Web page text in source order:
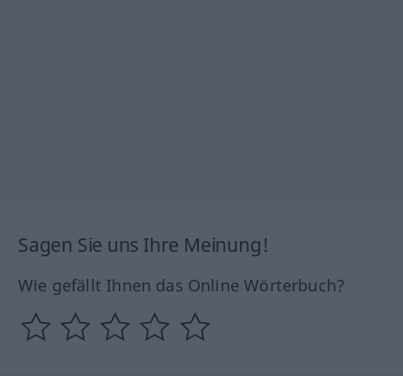
Sagen Sie uns Ihre Meinung!
Wie gefällt Ihnen das Online Wörterbuch?